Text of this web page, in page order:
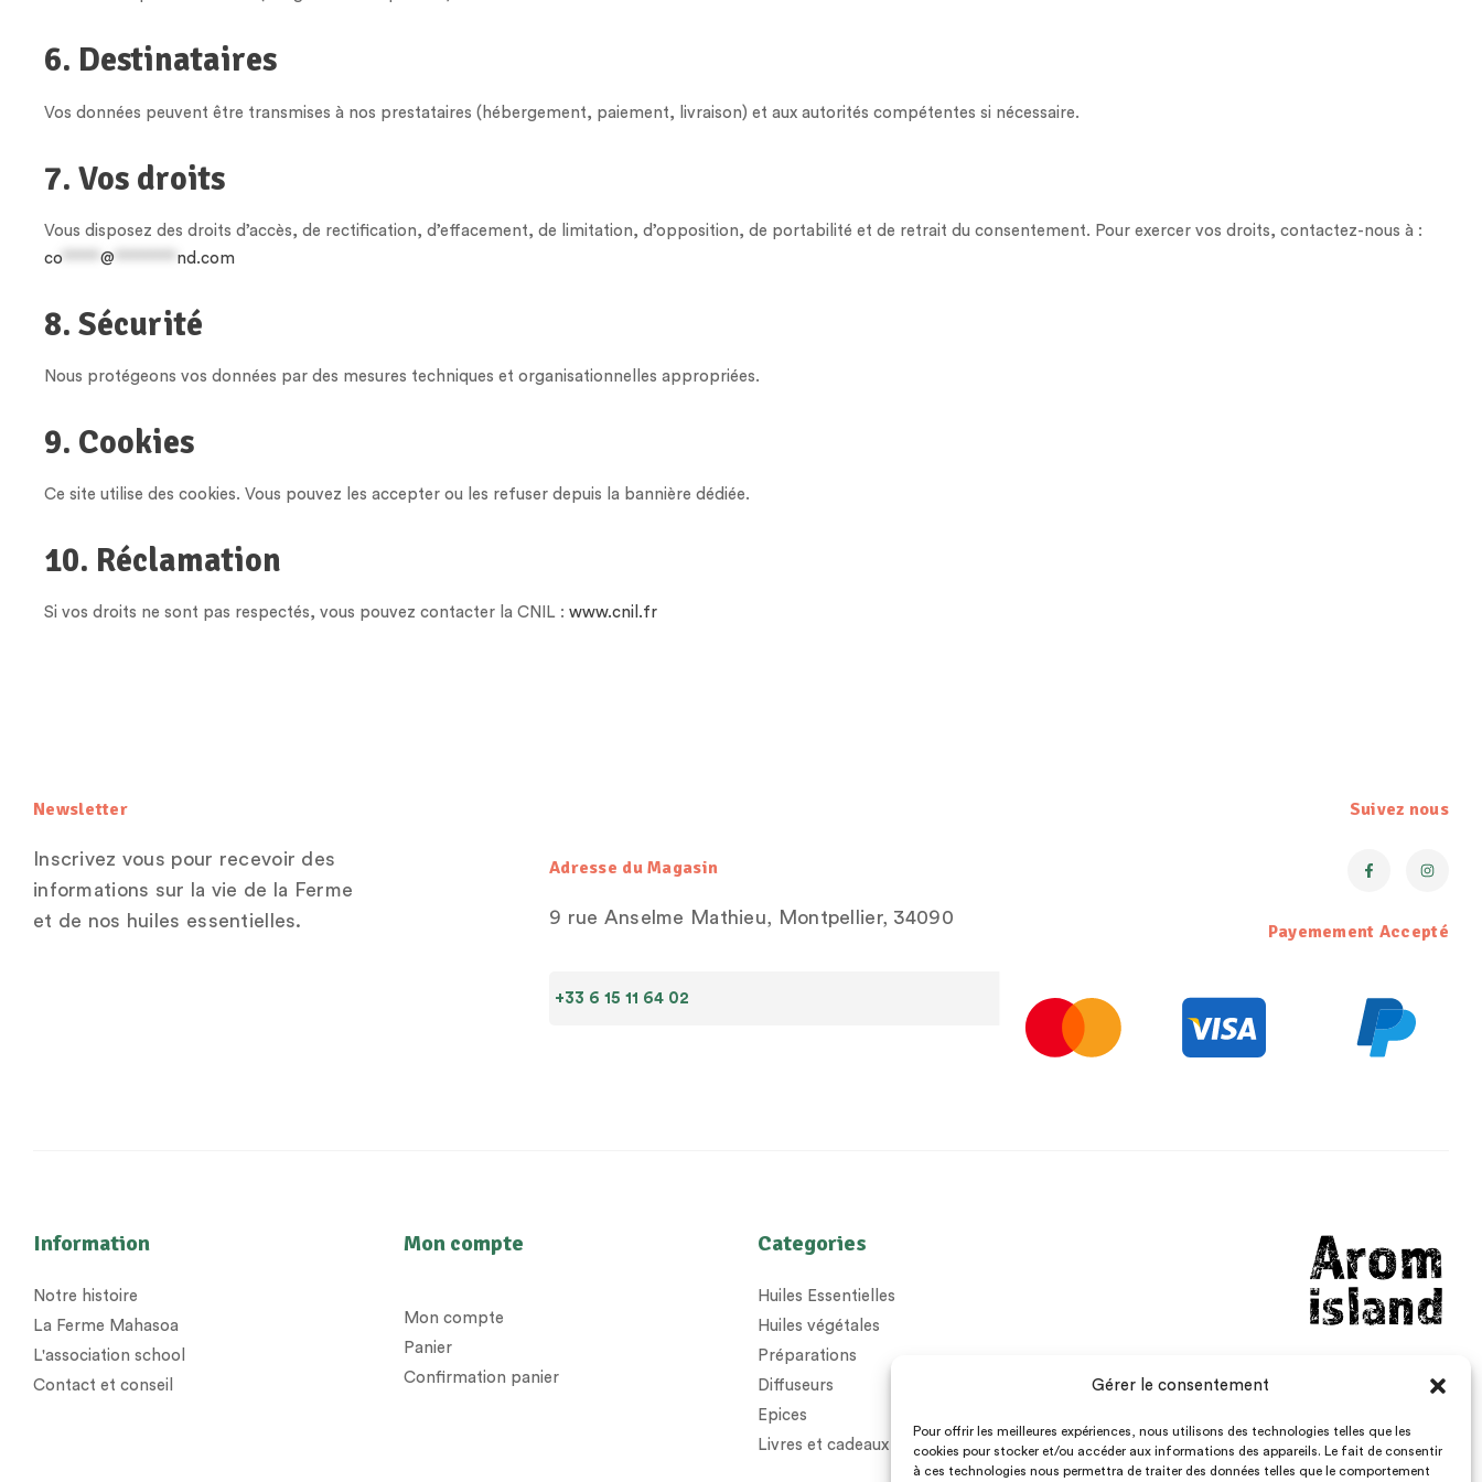
Gérer le consentement
Pour offrir les meilleures expériences, nous utilisons des technologies telles que les
cookies pour stocker et/ou accéder aux informations des appareils. Le fait de consentir
à ces technologies nous permettra de traiter des données telles que le comportement
6. Destinataires
Vos données peuvent être transmises à nos prestataires (hébergement, paiement, livraison) et aux autorités compétentes si nécessaire.
7. Vos droits
Vous disposez des droits d’accès, de rectification, d’effacement, de limitation, d’opposition, de portabilité et de retrait du consentement. Pour exercer vos droits, contactez-nous à :
co
@ nd.com
8. Sécurité
Nous protégeons vos données par des mesures techniques et organisationnelles appropriées.
9. Cookies
Ce site utilise des cookies. Vous pouvez les accepter ou les refuser depuis la bannière dédiée.
10. Réclamation
Si vos droits ne sont pas respectés, vous pouvez contacter la CNIL : www.cnil.fr
Newsletter
Inscrivez vous pour recevoir des
informations sur la vie de la Ferme
et de nos huiles essentielles.
Adresse du Magasin
9 rue Anselme Mathieu, Montpellier, 34090
+33 6 15 11 64 02
Suivez nous
Payemement Accepté
Information
Notre histoire
La Ferme Mahasoa
L'association school
Contact et conseil
Mon compte
Mon compte
Panier
Confirmation panier
Categories
Huiles Essentielles
Huiles végétales
Préparations
Diffuseurs
Epices
Livres et cadeaux
aromisland@gmail.com
Lundi – Vendredi: 8h – 19h
Samedi : 8h – 12h